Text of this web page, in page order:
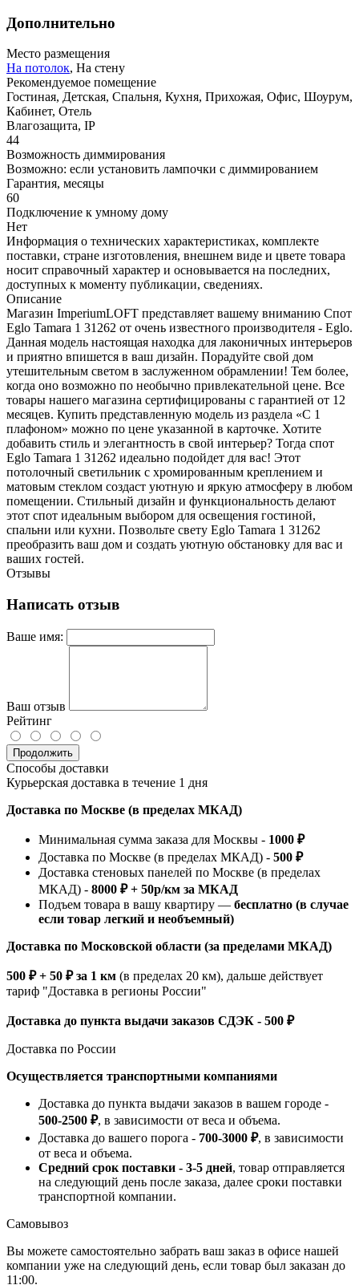
Дополнительно
Место размещения
На потолок, На стену
Рекомендуемое помещение
Гостиная, Детская, Спальня, Кухня, Прихожая, Офис, Шоурум,
Кабинет, Отель
Влагозащита, IP
44
Возможность диммирования
Возможно: если установить лампочки с диммированием
Гарантия, месяцы
60
Подключение к умному дому
Нет
Информация о технических характеристиках, комплекте
поставки, стране изготовления, внешнем виде и цвете товара
носит справочный характер и основывается на последних,
доступных к моменту публикации, сведениях.
Описание
Магазин ImperiumLOFT представляет вашему вниманию Спот
Eglo Tamara 1 31262 от очень известного производителя - Eglo.
Данная модель настоящая находка для лаконичных интерьеров
и приятно впишется в ваш дизайн. Порадуйте свой дом
утешительным светом в заслуженном обрамлении! Тем более,
когда оно возможно по необычно привлекательной цене. Все
товары нашего магазина сертифицированы с гарантией от 12
месяцев. Купить представленную модель из раздела «С 1
плафоном» можно по цене указанной в карточке. Хотите
добавить стиль и элегантность в свой интерьер? Тогда спот
Eglo Tamara 1 31262 идеально подойдет для вас! Этот
потолочный светильник с хромированным креплением и
матовым стеклом создаст уютную и яркую атмосферу в любом
помещении. Стильный дизайн и функциональность делают
этот спот идеальным выбором для освещения гостиной,
спальни или кухни. Позвольте свету Eglo Tamara 1 31262
преобразить ваш дом и создать уютную обстановку для вас и
ваших гостей.
Отзывы
Написать отзыв
Ваше имя:
Ваш отзыв
Рейтинг
Продолжить
Способы доставки
Курьерская доставка в течение 1 дня
Доставка по Москве (в пределах МКАД)
Минимальная сумма заказа для Москвы - 1000 ₽
Доставка по Москве (в пределах МКАД) - 500 ₽
Доставка стеновых панелей по Москве (в пределах
МКАД) - 8000 ₽ + 50р/км за МКАД
Подъем товара в вашу квартиру — бесплатно (в случае
если товар легкий и необъемный)
Доставка по Московской области (за пределами МКАД)
500 ₽ + 50 ₽ за 1 км (в пределах 20 км), дальше действует
тариф "Доставка в регионы России"
Доставка до пункта выдачи заказов СДЭК - 500 ₽
Доставка по России
Осуществляется транспортными компаниями
Доставка до пункта выдачи заказов в вашем городе -
500-2500 ₽, в зависимости от веса и объема.
Доставка до вашего порога - 700-3000 ₽, в зависимости
от веса и объема.
Средний срок поставки - 3-5 дней, товар отправляется
на следующий день после заказа, далее сроки поставки
транспортной компании.
Самовывоз
Вы можете самостоятельно забрать ваш заказ в офисе нашей
компании уже на следующий день, если товар был заказан до
11:00.